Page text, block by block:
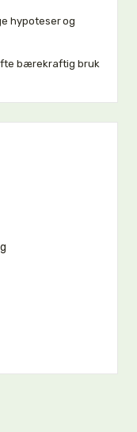
hypoteser og
bærekraftig bruk